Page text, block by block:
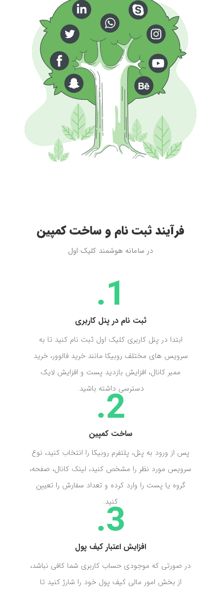
فرآیند ثبت نام و ساخت کمپین
در سامانه هوشمند کلیک اول
ثبت نام در پنل کاربری
ابتدا در پنل کاربری کلیک اول ثبت نام کنید تا به
سرویس های مختلف روبیکا مانند خرید فالوور، خرید
ممبر کانال، افزایش بازدید پست و افزایش لایک
دسترسی داشته باشید.
ساخت کمپین
پس از ورود به پنل، پلتفرم روبیکا را انتخاب کنید، نوع
سرویس مورد نظر را مشخص کنید، لینک کانال، صفحه،
گروه یا پست را وارد کرده و تعداد سفارش را تعیین
کنید.
افزایش اعتبار کیف پول
در صورتی که موجودی حساب کاربری شما کافی نباشد،
از بخش امور مالی کیف پول خود را شارژ کنید تا